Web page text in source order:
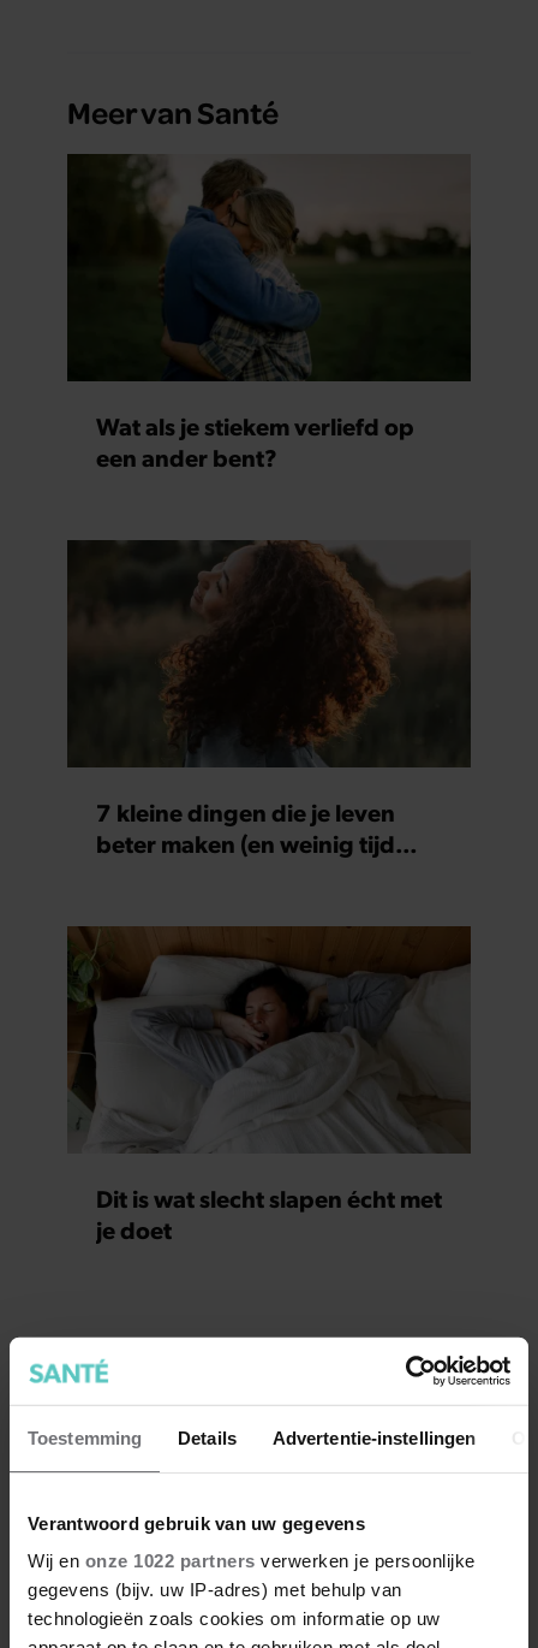
Toestemming Details Advertentie-instellingen
Verantwoord gebruik van uw gegevens
Wij en onze 1022 partners verwerken je persoonlijke
gegevens (bijv. uw IP-adres) met behulp van
technologieën zoals cookies om informatie op uw
Meer van Santé
Wat als je stiekem verliefd op
een ander bent?
7 kleine dingen die je leven
beter maken (en weinig tijd
Dit is wat slecht slapen écht met
je doet